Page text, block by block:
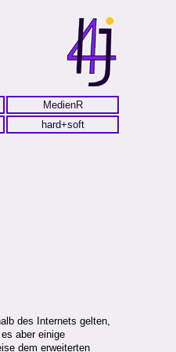
MedienR
hard+soft
des Internets gelten,
aber einige
dem erweiterten